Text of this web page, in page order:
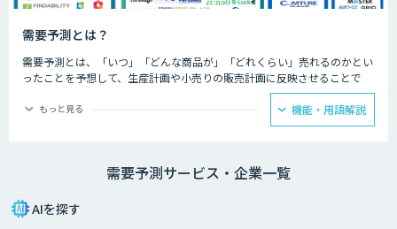
需要予測とは？
需要予測とは、「いつ」「どんな商品が」「どれくらい」売れるのかとい
ったことを予想して、生産計画や小売りの販売計画に反映させることで
長年、製造業の生産管理や小売業の発注業務に携わってきた人であれば、
過去の経験が覆されることもあります。また、昨今は消費者ニーズが多様
なっています。もともとマージンが薄いため、過剰在庫を抱えると即利益
率に響いてしまうのです。特に食品・飲料分野は、消費期限が短い上にイ
もっと見る 機能・用語解説
需要予測サービス・企業一覧
AIを探す